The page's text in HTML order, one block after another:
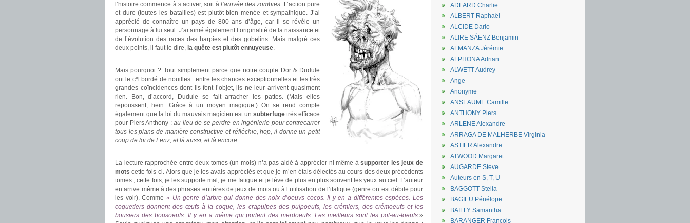
l’histoire commence à s’activer, soit à l’arrivée des zombies. L’action pure
et dure (toutes les batailles) est plutôt bien menée et sympathique. J’ai
apprécié de connaître un pays de 800 ans d’âge, car il se révèle un
personnage à lui seul. J’ai aimé également l’originalité de la naissance et
de l’évolution des races des harpies et des gobelins. Mais malgré ces
deux points, il faut le dire, la quête est plutôt ennuyeuse.
Mais pourquoi ? Tout simplement parce que notre couple Dor & Dudule
ont le c*l bordé de nouilles : entre les chances exceptionnelles et les très
grandes coïncidences dont ils font l’objet, ils ne leur arrivent quasiment
rien. Bon, d’accord, Dudule se fait arracher les pattes. (Mais elles
repoussent, hein. Grâce à un moyen magique.) On se rend compte
également que la loi du mauvais magicien est un subterfuge très efficace
pour Piers Anthony : au lieu de se perdre en ingénierie pour contrecarrer
tous les plans de manière constructive et réfléchie, hop, il donne un petit
coup de loi de Lenz, et là aussi, et là encore.
La lecture rapprochée entre deux tomes (un mois) n’a pas aidé à apprécier ni même àsupporter les jeux de
motscette fois-ci. Alors que je les avais appréciés et que je m’en étais délectés au cours des deux précédents
tomes ; cette fois, je les supporte mal, je me fatigue et je lève de plus en plus souvent les yeux au ciel. L’auteur
en arrive même à des phrases entières de jeux de mots ou à l’utilisation de l’italique (genre on est débile pour
les voir). Comme « Un genre d’arbre qui donne des noix d’oeuvs cocos. Il y en a différentes espèces. Les
coquetiers donnent des œufs à la coque, les crapulpes des pulpoeufs, les crémiers, des crémoeufs et les
bousiers des bousoeufs. Il y en a même qui portent des merdoeufs. Les meilleurs sont les pot-au-foeufs.»
ADLARD Charlie
ALBERT Raphaël
ALCIDE Dario
ALIRE SÁENZ Benjamin
ALMANZA Jérémie
ALPHONA Adrian
ALWETT Audrey
Ange
Anonyme
ANSEAUME Camille
ANTHONY Piers
ARLENE Alexandre
ARRAGA DE MALHERBE Virginia
ASTIER Alexandre
ATWOOD Margaret
AUGARDE Steve
Auteurs en S, T, U
BAGGOTT Stella
BAGIEU Pénélope
BAILLY Samantha
BARANGER François